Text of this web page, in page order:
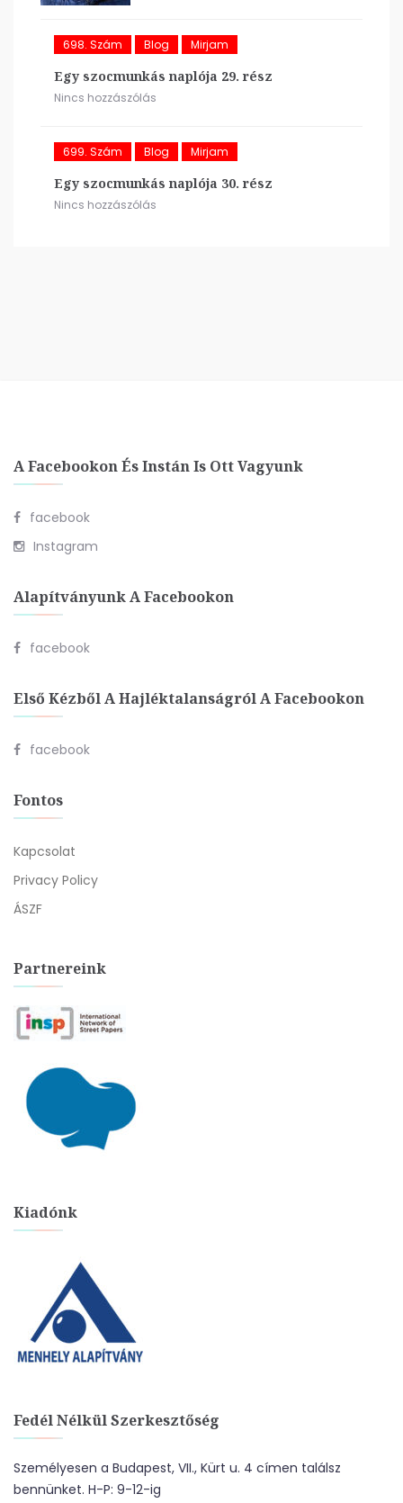
698. Szám Blog Mirjam
Egy szocmunkás naplója 29. rész
Nincs hozzászólás
699. Szám Blog Mirjam
Egy szocmunkás naplója 30. rész
Nincs hozzászólás
A Facebookon És Instán Is Ott Vagyunk
facebook
Instagram
Alapítványunk A Facebookon
facebook
Első Kézből A Hajléktalanságról A Facebookon
facebook
Fontos
Kapcsolat
Privacy Policy
ÁSZF
Partnereink
Kiadónk
Fedél Nélkül Szerkesztőség
Személyesen a Budapest, VII., Kürt u. 4 címen találsz
bennünket. H-P: 9-12-ig